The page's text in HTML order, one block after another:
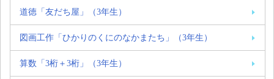
道徳「友だち屋」（3年生）
図画工作「ひかりのくにのなかまたち」（3年生）
算数「3桁＋3桁」（3年生）